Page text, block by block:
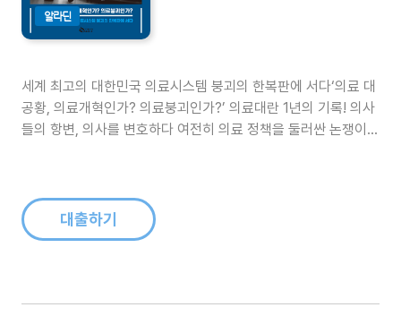
알라딘
세계 최고의 대한민국 의료시스템 붕괴의 한복판에 서다‘의료 대
공황, 의료개혁인가? 의료붕괴인가?’ 의료대란 1년의 기록! 의사
들의 항변, 의사를 변호하다 여전히 의료 정책을 둘러싼 논쟁이
못한 채 혼란과 ..
대출하기